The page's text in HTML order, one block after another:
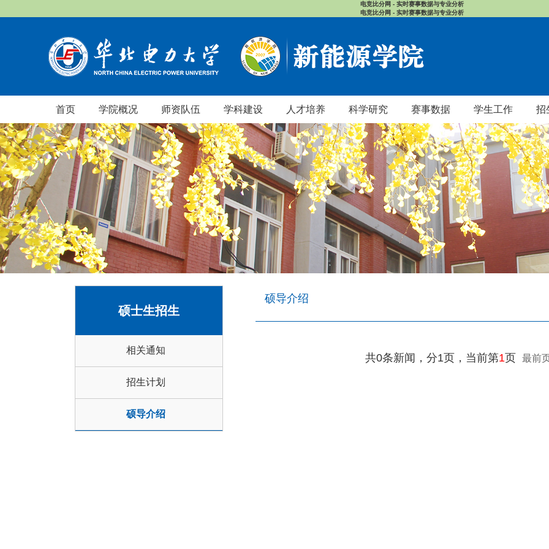
电竞比分网 - 实时赛事数据与专业分析
电竞比分网 - 实时赛事数据与专业分析
首页 学院概况 师资队伍 学科建设 人才培养 科学研究 赛事数据 学生工作 招
硕士生招生
相关通知
招生计划
硕导介绍
硕导介绍
共0条新闻，分1页，当前第1页 最前